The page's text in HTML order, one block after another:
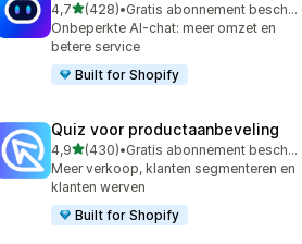
4,7van 5 sterren
(428)
428 recensies in totaal
•
Gratis abonnement beschikbaar
Onbeperkte AI-chat: meer omzet en
betere service
Built for Shopify
Quiz voor productaanbeveling
4,9van 5 sterren
(430)
430 recensies in totaal
•
Gratis abonnement beschikbaar
Meer verkoop, klanten segmenteren en
klanten werven
Built for Shopify